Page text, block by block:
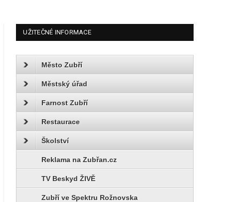
UŽITEČNÉ INFORMACE
Město Zubří
Městský úřad
Farnost Zubří
Restaurace
Školství
Reklama na Zubřan.cz
TV Beskyd ŽIVĚ
Zubří ve Spektru Rožnovska